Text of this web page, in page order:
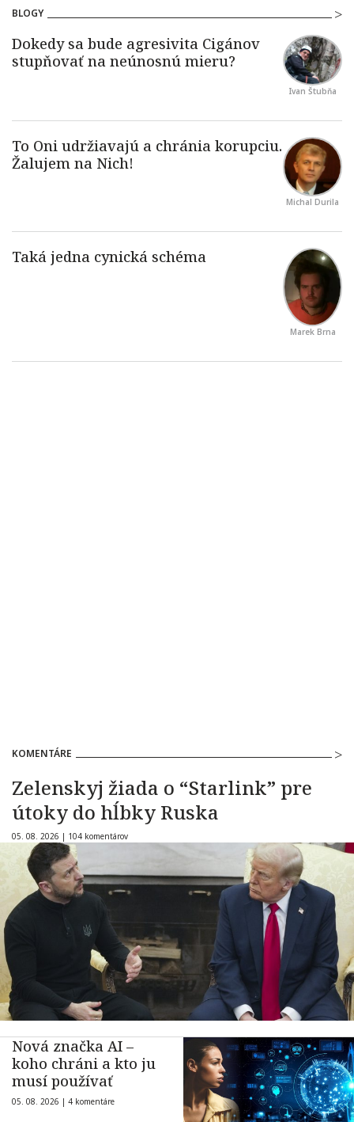
BLOGY
Ivan Štubňa
Michal Durila
Marek Brna
KOMENTÁRE
Zelenskyj žiada o “Starlink” pre
útoky do hĺbky Ruska
05. 08. 2026 | 104 komentárov
Nová značka AI –
koho chráni a kto ju
musí používať
05. 08. 2026 | 4 komentáre